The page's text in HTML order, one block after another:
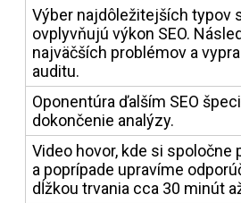
Výber najdôležitejších typov
ovplyvňujú výkon SEO.
najväčších problémov a
auditu.
Oponentúra ďalším SEO
dokončenie analýzy.
Video hovor, kde si spoločne
a poprípade upravíme
dĺžkou trvania cca 30 minút